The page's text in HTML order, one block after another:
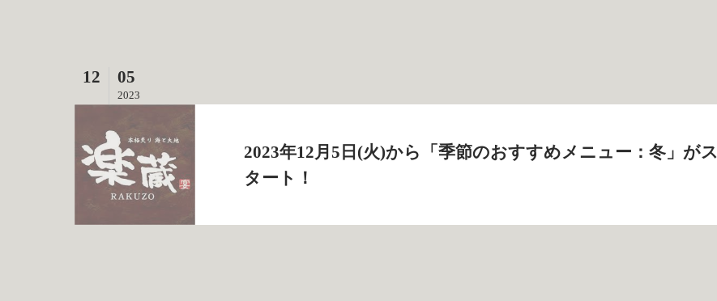
12 05
2023
2023年12月5日(火)から「季節のおすすめメニュー：冬」がス
タート！